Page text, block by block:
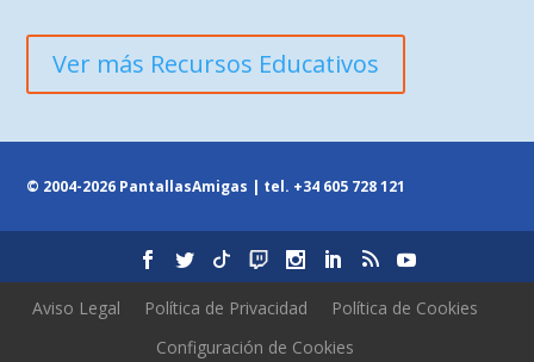
Ver más Recursos Educativos
© 2004-2026 PantallasAmigas | tel. +34 605 728 121
Aviso Legal Política de Privacidad
Política de Cookies
Configuración de Cookies